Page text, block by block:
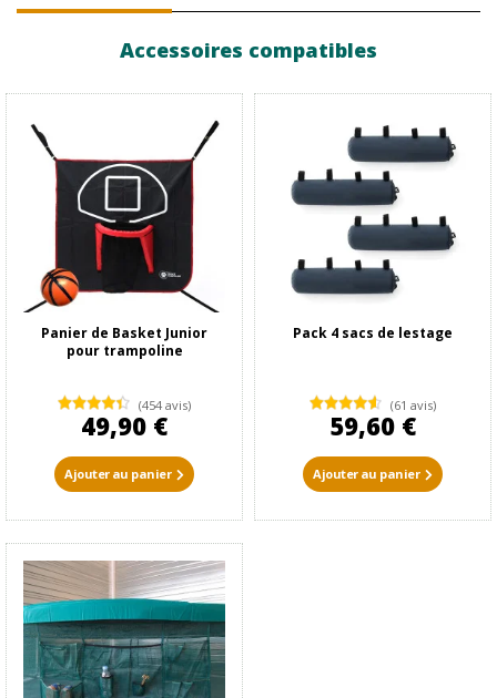
Accessoires compatibles
Panier de Basket Junior
pour trampoline
(454 avis)
49,90 €
Ajouter au panier
Pack 4 sacs de lestage
(61 avis)
59,60 €
Ajouter au panier